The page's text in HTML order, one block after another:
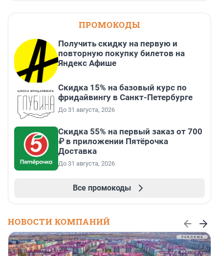
ПРОМОКОДЫ
Получить скидку на первую и
повторную покупку билетов на
Яндекс Афише
Скидка 15% на базовый курс по
фридайвингу в Санкт-Петербурге
До 31 августа, 2026
Скидка 55% на первый заказ от 700
₽ в приложении Пятёрочка
Доставка
До 31 августа, 2026
Все промокоды
НОВОСТИ КОМПАНИЙ